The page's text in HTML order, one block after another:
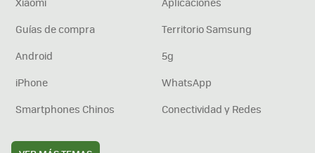
Guías de compra
Territorio Samsung
Android
5g
iPhone
WhatsApp
Smartphones Chinos
Conectividad y Redes